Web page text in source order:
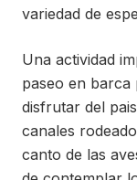
variedad de
Una actividad
paseo en barca
disfrutar del
canales
canto de las